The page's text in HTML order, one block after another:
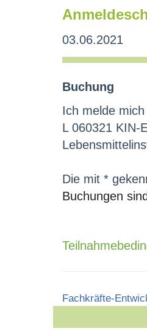
03.06.2021
Buchung
Ich melde
L 060321 KIN-
Die mit *
Buchungen
Categories
Fachkräfte-